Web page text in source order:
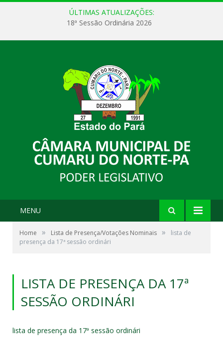
ÚLTIMAS ATUALIZAÇÕES:
18ª Sessão Ordinária 2026
MENU
Home » Lista de Presença/Votações Nominais »
lista de
presença da 17ª sessão ordinári
LISTA DE PRESENÇA DA 17ª
SESSÃO ORDINÁRI
lista de presença da 17ª sessão ordinári